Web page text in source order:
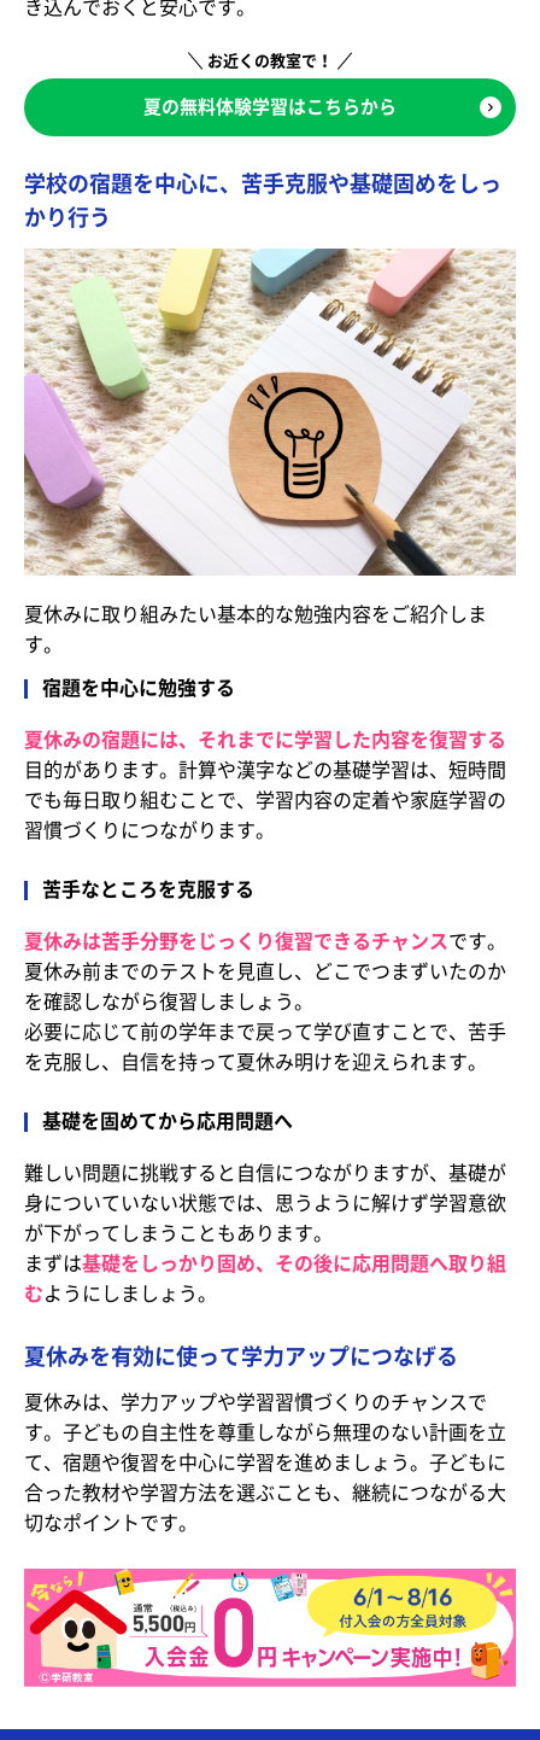
き込んでおくと安心です。
お近くの教室で！
夏の無料体験学習はこちらから
学校の宿題を中心に、苦手克服や基礎固めをしっ
かり行う
夏休みに取り組みたい基本的な勉強内容をご紹介しま
す。
宿題を中心に勉強する
夏休みの宿題には、それまでに学習した内容を復習する
目的があります。計算や漢字などの基礎学習は、短時間
でも毎日取り組むことで、学習内容の定着や家庭学習の
習慣づくりにつながります。
苦手なところを克服する
夏休みは苦手分野をじっくり復習できるチャンスです。
夏休み前までのテストを見直し、どこでつまずいたのか
を確認しながら復習しましょう。
必要に応じて前の学年まで戻って学び直すことで、苦手
を克服し、自信を持って夏休み明けを迎えられます。
基礎を固めてから応用問題へ
難しい問題に挑戦すると自信につながりますが、基礎が
身についていない状態では、思うように解けず学習意欲
が下がってしまうこともあります。
まずは基礎をしっかり固め、その後に応用問題へ取り組
むようにしましょう。
夏休みを有効に使って学力アップにつなげる
夏休みは、学力アップや学習習慣づくりのチャンスで
す。子どもの自主性を尊重しながら無理のない計画を立
て、宿題や復習を中心に学習を進めましょう。子どもに
合った教材や学習方法を選ぶことも、継続につながる大
切なポイントです。